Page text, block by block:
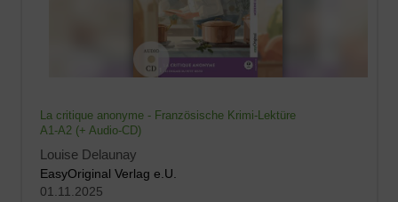
La critique anonyme - Französische Krimi-Lektüre
A1-A2 (+ Audio-CD)
Louise Delaunay
EasyOriginal Verlag e.U.
01.11.2025